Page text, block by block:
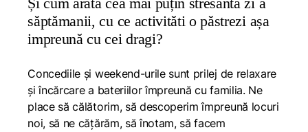
săptămanii, cu ce activităti o păstrezi așa
impreună cu cei dragi?
Concediile și weekend-urile sunt prilej de relaxare
și încărcare a bateriilor împreună cu familia. Ne
place să călătorim, să descoperim împreună locuri
noi, să ne cățărăm, să înotam, să facem